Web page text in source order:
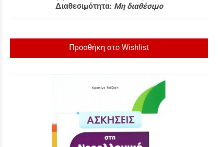
Διαθεσιμότητα: Μη διαθέσιμο
Προσθήκη στο Wishlist